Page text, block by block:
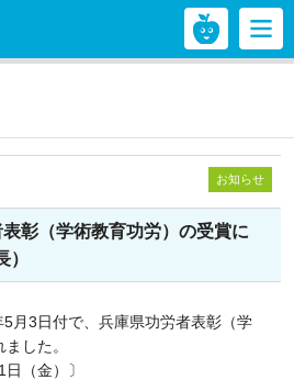
お知らせ
彰（学術教育功労）の受賞に
月3日付で、兵庫県功労者表彰（学
した。
（金）〕